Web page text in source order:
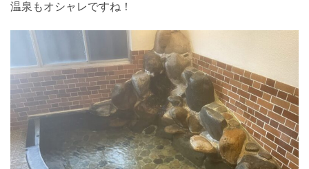
温泉もオシャレですね！